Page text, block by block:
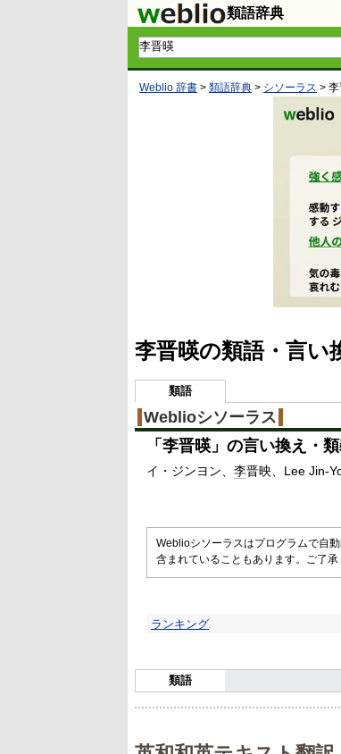
類語辞典
Weblio 辞書 > 類語辞典 > シソーラス > 李
李晋暎の類語・言い
類語
Weblioシソーラス
「 李晋暎 」の言い換え・
イ・ジンヨン 李晋映 Lee Jin-
Weblioシソーラスはプログラムで自
含まれていることもあります。ご了承
ランキング
類語